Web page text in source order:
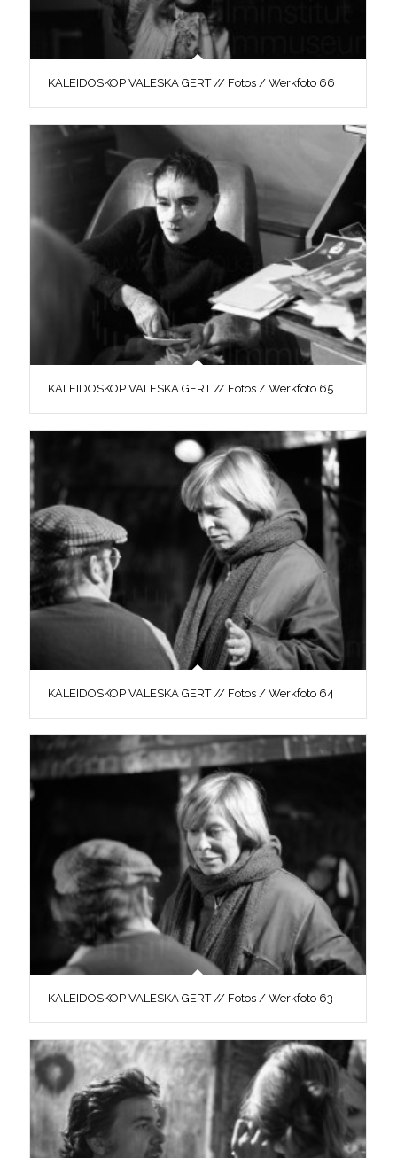
KALEIDOSKOP VALESKA GERT // Fotos / Werkfoto 66
KALEIDOSKOP VALESKA GERT // Fotos / Werkfoto 65
KALEIDOSKOP VALESKA GERT // Fotos / Werkfoto 64
KALEIDOSKOP VALESKA GERT // Fotos / Werkfoto 63